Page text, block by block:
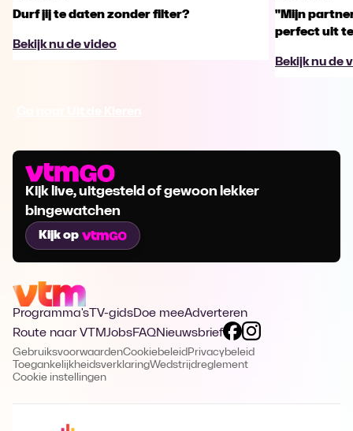
Durf jij te daten zonder filter?
Bekijk nu de video
"Mijn
perfect uit
Bekijk nu de
Kijk live, uitgesteld of gewoon lekker
bingewatchen
Kijk op
Programma's TV-gidsDoe meeAdverteren
Route naar VTMJobsFAQNieuwsbrief
GebruiksvoorwaardenCookiebeleid Privacybeleid
ToegankelijkheidsverklaringWedstrijdreglement
Cookie instellingen